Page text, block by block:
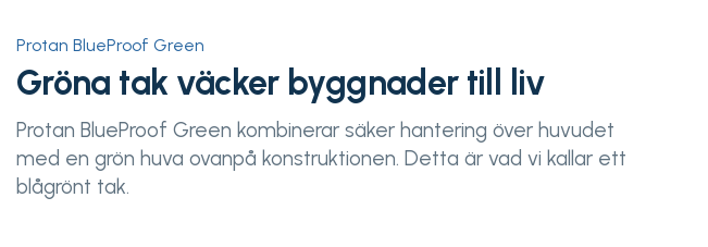
Protan BlueProof Green
Gröna tak väcker byggnader till liv
Protan BlueProof Green kombinerar säker hantering över huvudet
med en grön huva ovanpå konstruktionen. Detta är vad vi kallar ett
blågrönt tak.